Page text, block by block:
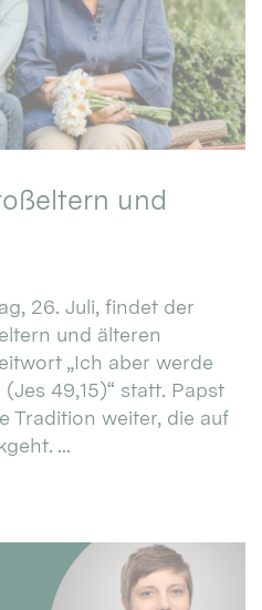
und
26. Juli, findet der
und älteren
„Ich aber werde
49,15)“ statt. Papst
Tradition weiter, die auf
...